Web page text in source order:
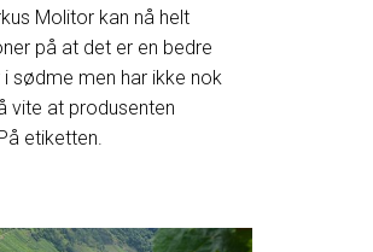
Molitor kan nå helt
på at det er en bedre
sødme men har ikke nok
vite at produsenten
etiketten.